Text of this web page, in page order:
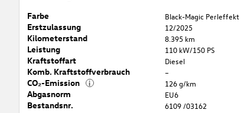
Farbe Black-Magic Perleffekt
Erstzulassung 12/2025
Kilometerstand 8.395 km
Leistung 110 kW/150 PS
Kraftstoffart Diesel
Komb. Kraftstoffverbrauch –
CO₂-Emission i 126 g/km
Abgasnorm EU6
Bestandsnr. 6109 /03162